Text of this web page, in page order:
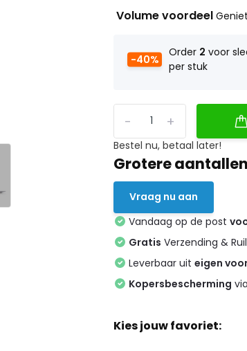
Volume voordeel
-40%
Order 2 voor
per stuk
+
-
Bestel nu, betaal later!
Grotere
Vraag nu aan
Vandaag op de post
Gratis Verzending &
Leverbaar uiteigen
Kopersbescherming
Kies jouw favoriet: